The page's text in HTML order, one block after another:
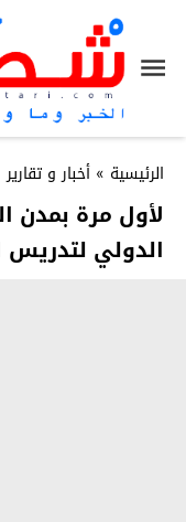
الرئيسية » أخبار و تقارير
لأول مرة بمدن
الدولي لتدريس